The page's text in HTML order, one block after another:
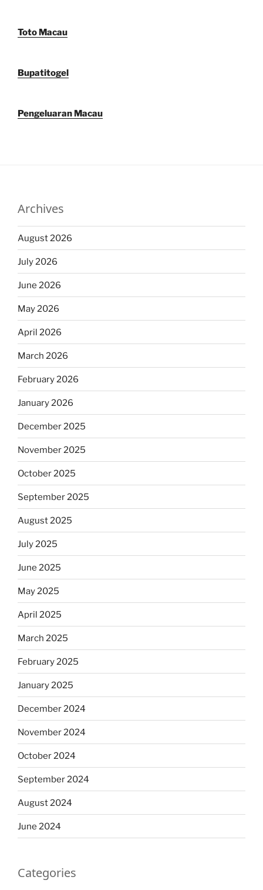
Toto Macau
Bupatitogel
Pengeluaran Macau
Archives
August 2026
July 2026
June 2026
May 2026
April 2026
March 2026
February 2026
January 2026
December 2025
November 2025
October 2025
September 2025
August 2025
July 2025
June 2025
May 2025
April 2025
March 2025
February 2025
January 2025
December 2024
November 2024
October 2024
September 2024
August 2024
June 2024
Categories